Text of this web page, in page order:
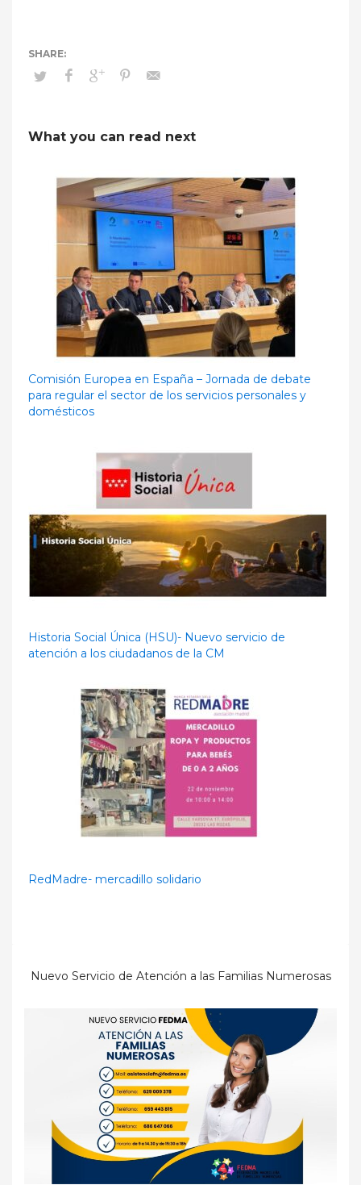
What you can read next
Comisión Europea en España – Jornada de debate
para regular el sector de los servicios personales y
domésticos
Historia Social Única (HSU)- Nuevo servicio de
atención a los ciudadanos de la CM
RedMadre- mercadillo solidario
Nuevo Servicio de Atención a las Familias Numerosas